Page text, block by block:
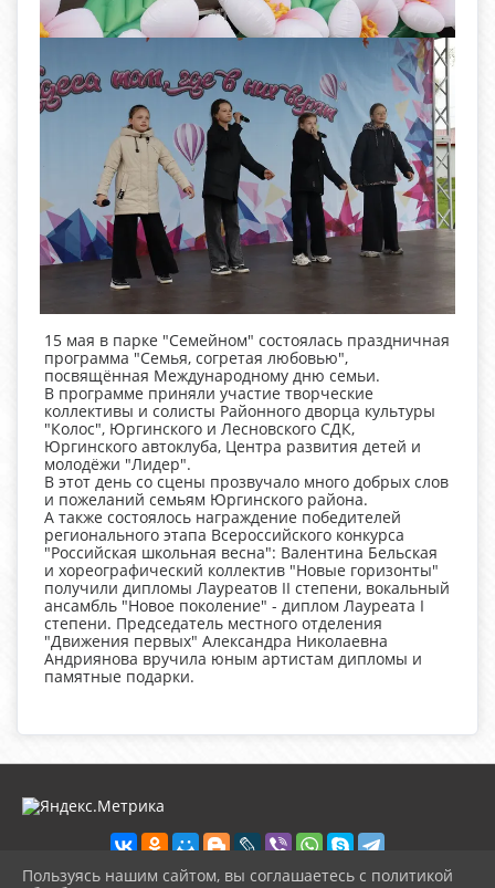
15 мая в парке "Семейном" состоялась праздничная
программа "Семья, согретая любовью",
посвящённая Международному дню семьи.
В программе приняли участие творческие
коллективы и солисты Районного дворца культуры
"Колос", Юргинского и Лесновского СДК,
Юргинского автоклуба, Центра развития детей и
молодёжи "Лидер".
В этот день со сцены прозвучало много добрых слов
и пожеланий семьям Юргинского района.
А также состоялось награждение победителей
регионального этапа Всероссийского конкурса
"Российская школьная весна": Валентина Бельская
и хореографический коллектив "Новые горизонты"
получили дипломы Лауреатов II степени, вокальный
ансамбль "Новое поколение" - диплом Лауреата I
степени. Председатель местного отделения
"Движения первых" Александра Николаевна
Андриянова вручила юным артистам дипломы и
памятные подарки.
Пользуясь нашим сайтом, вы соглашаетесь с политикой